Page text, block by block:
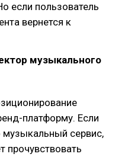
если пользователь
вернется к
музыкального
платформу. Если
музыкальный сервис,
прочувствовать